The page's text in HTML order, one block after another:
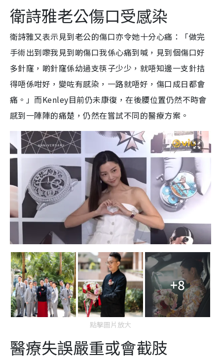
衛詩雅老公傷口受感染
衛詩雅又表示見到老公的傷口亦令她十分心痛：「做完
手術出到嚟我見到啲傷口我係心痛到喊，見到個傷口好
多針窿，啲針窿係幼過支筷子少少，就唔知邊一支針拮
得唔係咁好，變咗有感染，一路就唔好，傷口成日都會
痛。」而Kenley目前仍未康復，在後腰位置仍然不時會
感到一陣陣的痛楚，仍然在嘗試不同的醫療方案。
+8
點擊圖片放大
醫療失誤嚴重或會截肢